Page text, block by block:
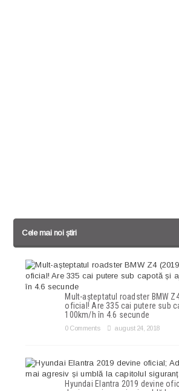
Cele mai noi știri
Mult-așteptatul roadster BMW
oficial! Are 335 cai putere sub
100km/h în 4.6 secunde
0 Comments august 24, 2018
Hyundai Elantra 2019 devine